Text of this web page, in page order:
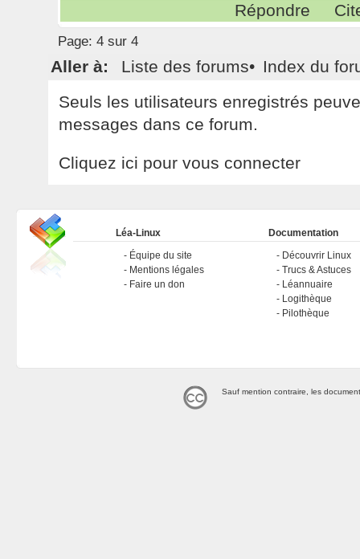
Répondre
Page: 4 sur 4
Aller à: Liste des forums• Index du
Seuls les utilisateurs enregistrés
messages dans ce forum.
Cliquez ici pour vous connecter
Léa-Linux
Équipe du site
Mentions légales
Faire un don
Documentation
Découvrir Linux
Trucs & Astuces
Léannuaire
Logithèque
Pilothèque
Sauf mention contraire, les